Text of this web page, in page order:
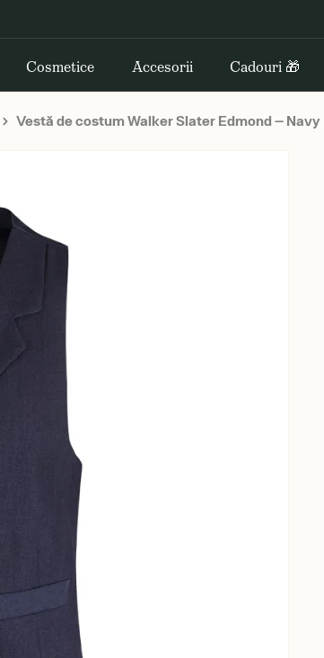
Cosmetice Accesorii Cadouri 🎁
Vestă de costum Walker Slater Edmond — Navy